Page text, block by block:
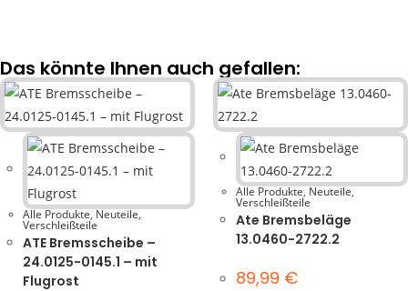
Das könnte Ihnen auch gefallen:
Alle Produkte,Neuteile,
Verschleißteile
ATE Bremsscheibe –
24.0125-0145.1 – mit
Flugrost
Alle Produkte,Neuteile,
Verschleißteile
Ate Bremsbeläge
13.0460-2722.2
89,99 €